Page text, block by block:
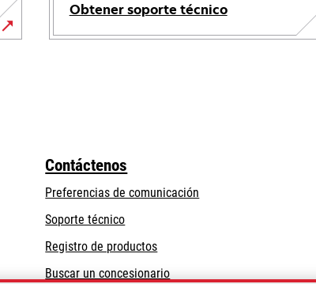
Obtener soporte técnico
se
Contáctenos
Preferencias de comunicación
Soporte técnicose
abre
en
una
Registro de productos
Buscar un concesionario